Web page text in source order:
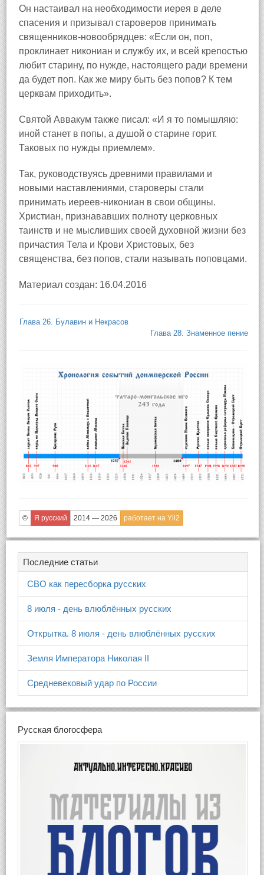
Он настаивал на необходимости иерея в деле
спасения и призывал староверов принимать
священников‑новообрядцев: «Если он, поп,
проклинает никониан и службу их, и всей крепостью
любит старину, по нужде, настоящего ради времени
да будет поп. Как же миру быть без попов? К тем
церквам приходить».
Святой Аввакум также писал: «И я то помышляю:
иной станет в попы, а душой о старине горит.
Таковых по нужды приемлем».
Так, руководствуясь древними правилами и
новыми наставлениями, староверы стали
принимать иереев‑никониан в свои общины.
Христиан, признававших полноту церковных
таинств и не мысливших своей духовной жизни без
причастия Тела и Крови Христовых, без
священства, без попов, стали называть поповцами.
Материал создан: 16.04.2016
Глава 26. Булавин и Некрасов
Глава 28. Знаменное пение
© Я русский 2014 — 2026 работает на Yii2
Последние статьи
СВО как пересборка русских
8 июля - день влюблённых русских
Открытка. 8 июля - день влюблённых русских
Земля Императора Николая II
Средневековый удар по России
Русская блогосфера